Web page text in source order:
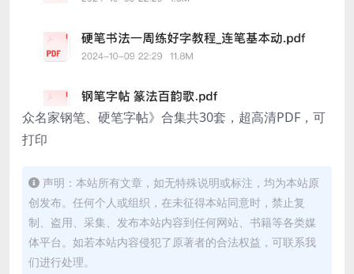
众名家钢笔、硬笔字帖》合集共30套，超高清PDF，可
打印
声明：本站所有文章，如无特殊说明或标注，均为本站原
创发布。任何个人或组织，在未征得本站同意时，禁止复
制、盗用、采集、发布本站内容到任何网站、书籍等各类媒
体平台。如若本站内容侵犯了原著者的合法权益，可联系我
们进行处理。